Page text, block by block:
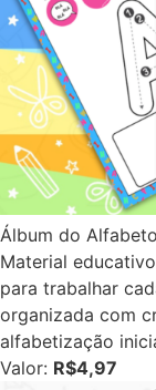
Álbum do
Material
para trabalhar
organizada com
alfabetização
Valor: R$4,97